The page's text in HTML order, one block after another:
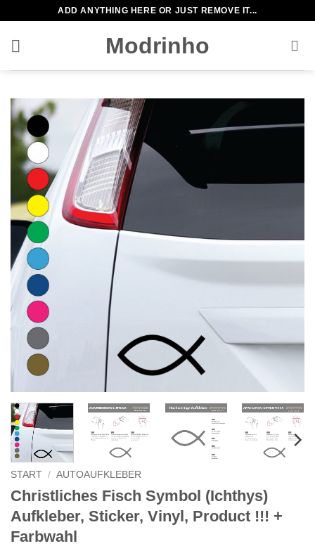
springen
ADD ANYTHING HERE OR JUST REMOVE IT...
Modrinho
START / AUTOAUFKLEBER
Christliches Fisch Symbol (Ichthys)
Aufkleber, Sticker, Vinyl, Product !!! +
Farbwahl